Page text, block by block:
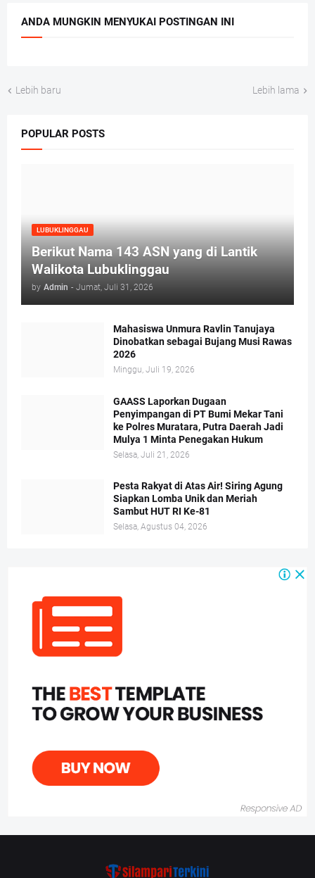
ANDA MUNGKIN MENYUKAI POSTINGAN INI
Lebih baru Lebih lama
POPULAR POSTS
LUBUKLINGGAU
Berikut Nama 143 ASN yang di Lantik
Walikota Lubuklinggau
by Admin - Jumat, Juli 31, 2026
Mahasiswa Unmura Ravlin Tanujaya
Dinobatkan sebagai Bujang Musi Rawas
2026
Minggu, Juli 19, 2026
GAASS Laporkan Dugaan
Penyimpangan di PT Bumi Mekar Tani
ke Polres Muratara, Putra Daerah Jadi
Mulya 1 Minta Penegakan Hukum
Selasa, Juli 21, 2026
Pesta Rakyat di Atas Air! Siring Agung
Siapkan Lomba Unik dan Meriah
Sambut HUT RI Ke-81
Selasa, Agustus 04, 2026